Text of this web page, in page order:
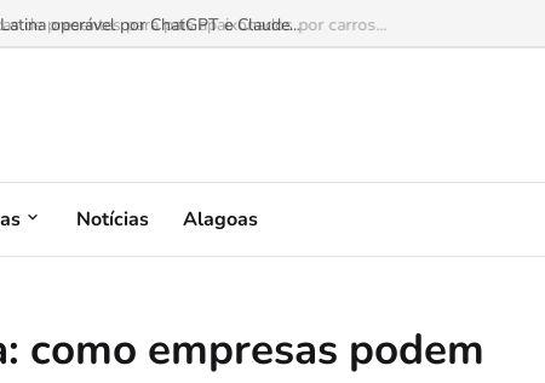
de presentes para pais apaixonados por carros...
Notícias Alagoas
como empresas podem